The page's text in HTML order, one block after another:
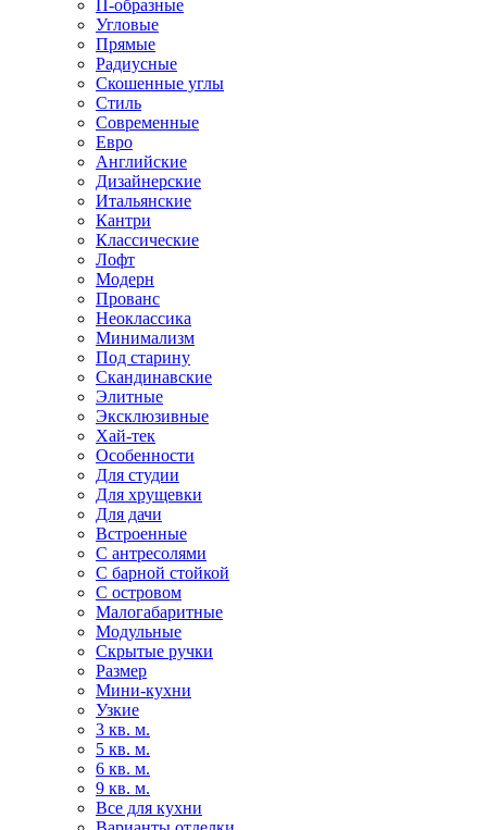
П-образные
Угловые
Прямые
Радиусные
Скошенные углы
Стиль
Современные
Евро
Английские
Дизайнерские
Итальянские
Кантри
Классические
Лофт
Модерн
Прованс
Неоклассика
Минимализм
Под старину
Скандинавские
Элитные
Эксклюзивные
Хай-тек
Особенности
Для студии
Для хрущевки
Для дачи
Встроенные
С антресолями
С барной стойкой
С островом
Малогабаритные
Модульные
Скрытые ручки
Размер
Мини-кухни
Узкие
3 кв. м.
5 кв. м.
6 кв. м.
9 кв. м.
Все для кухни